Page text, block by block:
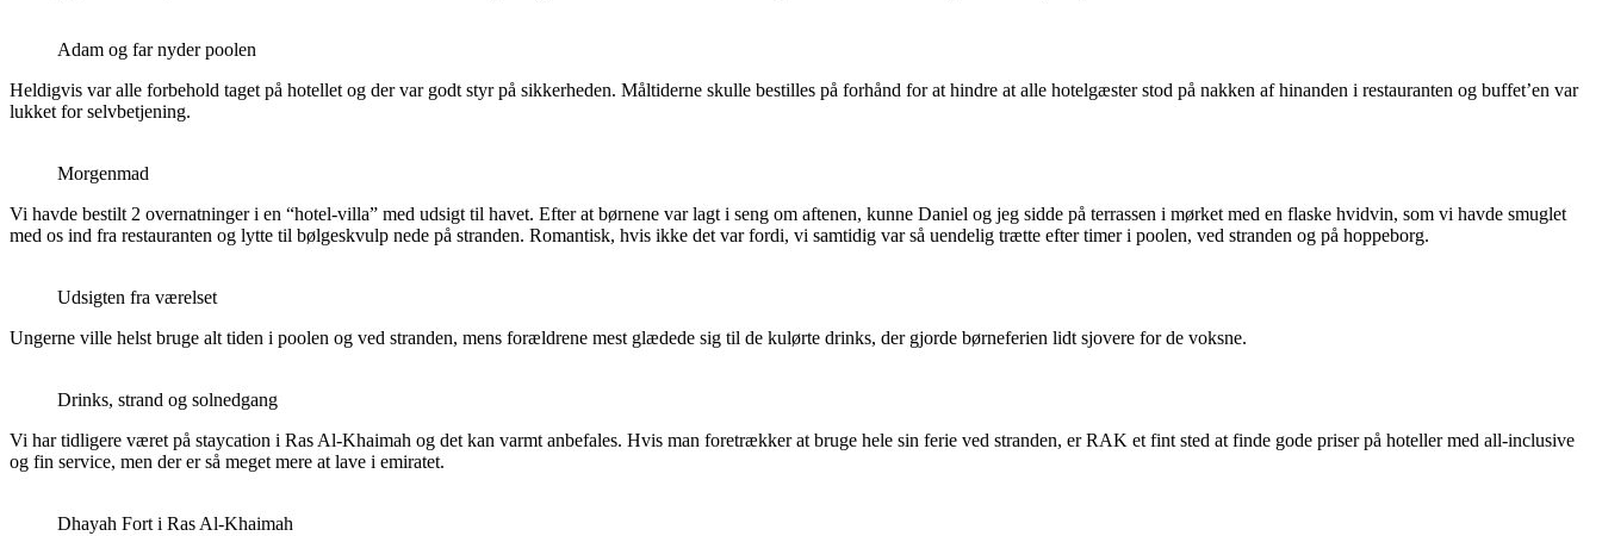
Adam og far nyder poolen
Heldigvis var alle forbehold taget på hotellet og der var godt styr på sikkerheden. Måltiderne skulle bestilles på forhånd for at hindre at alle hotelgæster stod på nakken af hinanden i restauranten og buffet’en var
lukket for selvbetjening.
Morgenmad
Vi havde bestilt 2 overnatninger i en “hotel-villa” med udsigt til havet. Efter at børnene var lagt i seng om aftenen, kunne Daniel og jeg sidde på terrassen i mørket med en flaske hvidvin, som vi havde smuglet
med os ind fra restauranten og lytte til bølgeskvulp nede på stranden. Romantisk, hvis ikke det var fordi, vi samtidig var så uendelig trætte efter timer i poolen, ved stranden og på hoppeborg.
Udsigten fra værelset
Ungerne ville helst bruge alt tiden i poolen og ved stranden, mens forældrene mest glædede sig til de kulørte drinks, der gjorde børneferien lidt sjovere for de voksne.
Drinks, strand og solnedgang
Vi har tidligere været på staycation i Ras Al-Khaimah og det kan varmt anbefales. Hvis man foretrækker at bruge hele sin ferie ved stranden, er RAK et fint sted at finde gode priser på hoteller med all-inclusive
og fin service, men der er så meget mere at lave i emiratet.
Dhayah Fort i Ras Al-Khaimah